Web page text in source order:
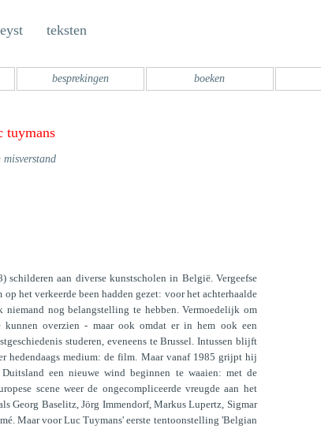
teksten
boeken
besprekingen
tuymans
misverstand
schilderen aan diverse kunstscholen in België. Vergeefse
het verkeerde been hadden gezet: voor het achterhaalde
niemand nog belangstelling te hebben. Vermoedelijk om
kunnen overzien - maar ook omdat er in hem ook een
studeren, eveneens te Brussel. Intussen blijft
hedendaags medium: de film. Maar vanaf 1985 grijpt hij
een nieuwe wind beginnen te waaien: met de
scene weer de ongecompliceerde vreugde aan het
Georg Baselitz, Jörg Immendorf, Markus Lupertz, Sigmar
Maar voor Luc Tuymans' eerste tentoonstelling 'Belgian